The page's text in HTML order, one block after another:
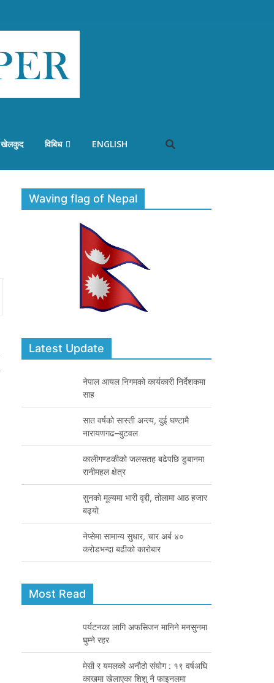
खेलकुद विबिध ENGLISH
Waving flag of Nepal
Latest Update
नेपाल आयल निगमको कार्यकारी निर्देशकमा
साह
सात वर्षको सास्ती अन्त्य, दुई घण्टामै
नारायणगढ–बुटवल
कालीगण्डकीको जलसतह बढेपछि डुबानमा
रानीमहल क्षेत्र
सुनकाे मूल्यमा भारी वृद्दी, तोलामा आठ हजार
बढ्याे
नेप्सेमा सामान्य सुधार, चार अर्ब ४०
करोडभन्दा बढीको कारोबार
Most Read
पर्यटनका लागि अफसिजन मानिने मनसुनमा
घुम्ने रहर
मेसी र यमलको अनौठो संयोग : १९ वर्षअघि
काखमा खेलाएका शिशु नै फाइनलमा